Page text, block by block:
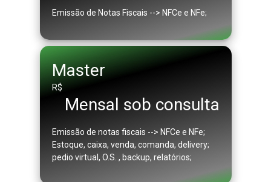
Emissão de Notas Fiscais --> NFCe e NFe;
Master
R$
Mensal sob consulta
Emissão de notas fiscais --> NFCe e NFe;
Estoque, caixa, venda, comanda, delivery;
pedio virtual, O.S. , backup, relatórios;